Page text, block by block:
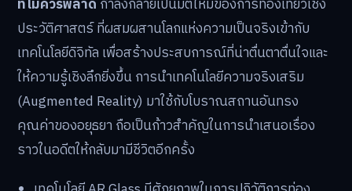
ที่ไม่ควรพลาด กำลังกลายเป็นมิติใหม่ของการท่องเที่ยวเชิง
ประวัติศาสตร์ ที่ผสมผสานโลกแห่งความเป็นจริงเข้ากับ
เทคโนโลยีดิจิทัล เพื่อสร้างประสบการณ์ที่น่าตื่นตาตื่นใจและ
ให้ความรู้เชิงลึกยิ่งขึ้น การนำเทคโนโลยีความจริงเสริม
(Augmented Reality) มาใช้กับโบราณสถานอันทรง
คุณค่าของอยุธยา ถือเป็นก้าวสำคัญในการนำเสนอเรื่อง
ราวในอดีตให้กลับมามีชีวิตอีกครั้ง